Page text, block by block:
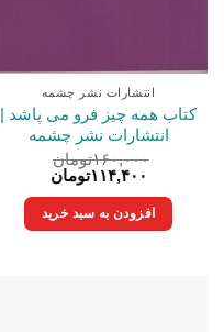
انتشارات نشر چشمه
کتاب همه چیز فرو می پاشد |
انتشارات نشر چشمه
۱۶۰,۰۰۰تومان
قیمت
۱۶۰,۰۰۰تومان
بود.
۱۱۴,۴۰۰تومان
۱۱۴,۴۰۰تومان.افزودن به سبد خرید